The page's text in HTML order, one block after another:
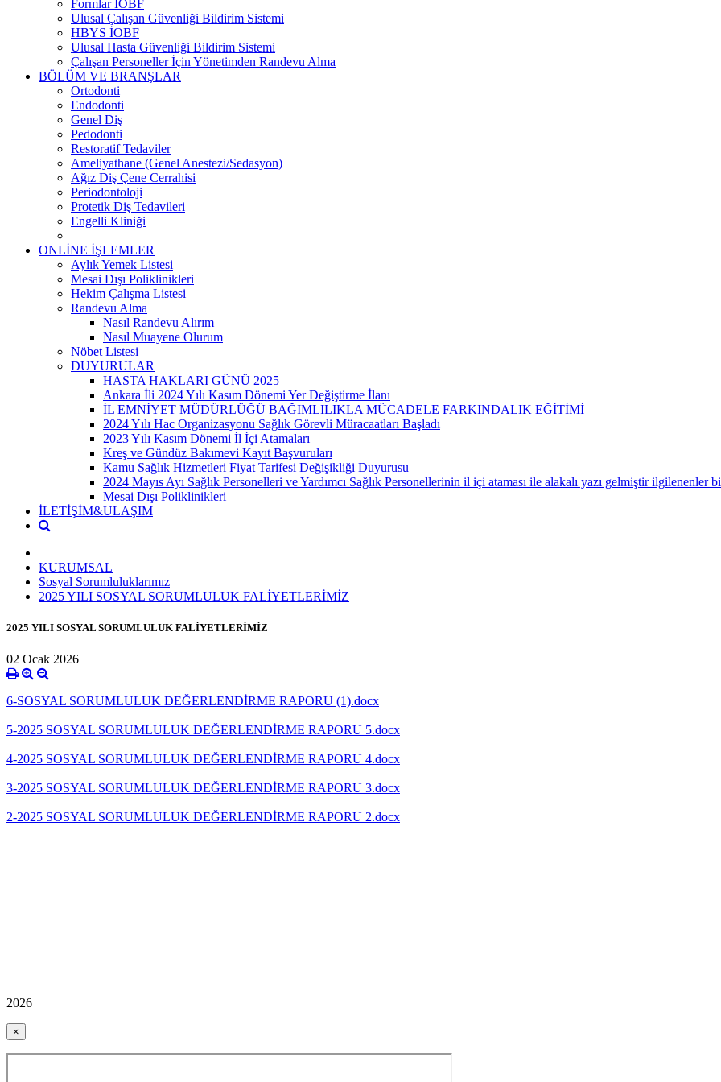
Formlar İOBF
Ulusal Çalışan Güvenliği Bildirim Sistemi
HBYS İOBF
Ulusal Hasta Güvenliği Bildirim Sistemi
Çalışan Personeller İçin Yönetimden Randevu Alma
BÖLÜM VE BRANŞLAR
Ortodonti
Endodonti
Genel Diş
Pedodonti
Restoratif Tedaviler
Ameliyathane (Genel Anestezi/Sedasyon)
Ağız Diş Çene Cerrahisi
Periodontoloji
Protetik Diş Tedavileri
Engelli Kliniği
ONLİNE İŞLEMLER
Aylık Yemek Listesi
Mesai Dışı Poliklinikleri
Hekim Çalışma Listesi
Randevu Alma
Nasıl Randevu Alırım
Nasıl Muayene Olurum
Nöbet Listesi
DUYURULAR
HASTA HAKLARI GÜNÜ 2025
Ankara İli 2024 Yılı Kasım Dönemi Yer Değiştirme İlanı
İL EMNİYET MÜDÜRLÜĞÜ BAĞIMLILIKLA MÜCADELE FARKINDALIK EĞİTİMİ
2024 Yılı Hac Organizasyonu Sağlık Görevli Müracaatları Başladı
2023 Yılı Kasım Dönemi İl İçi Atamaları
Kreş ve Gündüz Bakımevi Kayıt Başvuruları
Kamu Sağlık Hizmetleri Fiyat Tarifesi Değişikliği Duyurusu
2024 Mayıs Ayı Sağlık Personelleri ve Yardımcı Sağlık Personellerinin il içi ataması ile alakalı yazı gelmiştir
Mesai Dışı Poliklinikleri
İLETİŞİM&ULAŞIM
KURUMSAL
Sosyal Sorumluluklarımız
2025 YILI SOSYAL SORUMLULUK FALİYETLERİMİZ
2025 YILI SOSYAL SORUMLULUK FALİYETLERİMİZ
02 Ocak 2026
6-SOSYAL SORUMLULUK DEĞERLENDİRME RAPORU (1).docx
5-2025 SOSYAL SORUMLULUK DEĞERLENDİRME RAPORU 5.docx
4-2025 SOSYAL SORUMLULUK DEĞERLENDİRME RAPORU 4.docx
3-2025 SOSYAL SORUMLULUK DEĞERLENDİRME RAPORU 3.docx
2-2025 SOSYAL SORUMLULUK DEĞERLENDİRME RAPORU 2.docx
2026
×